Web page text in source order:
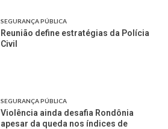
SEGURANÇA PÚBLICA
Reunião define estratégias da Polícia
Civil
SEGURANÇA PÚBLICA
Violência ainda desafia Rondônia
apesar da queda nos índices de